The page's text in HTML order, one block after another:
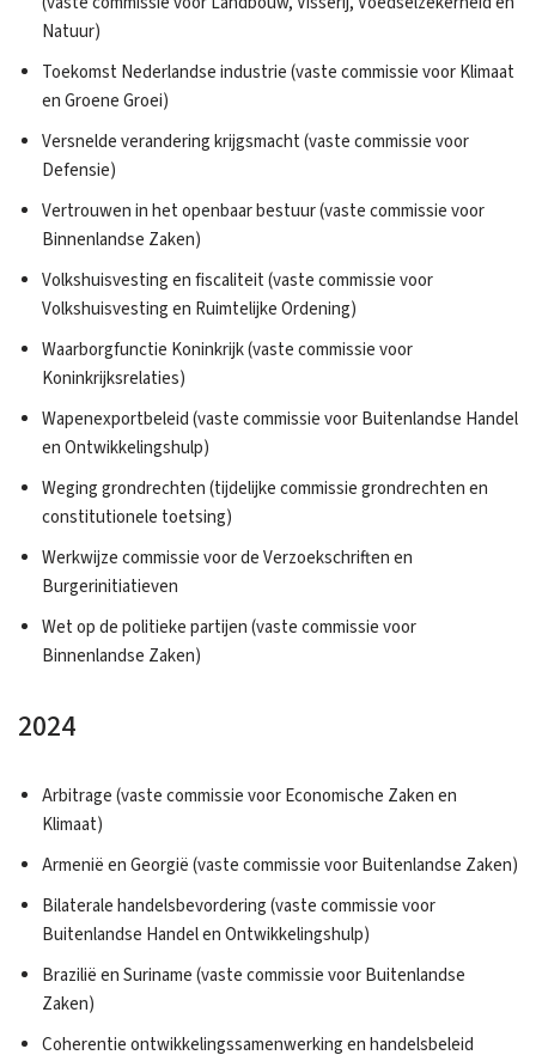
Natuur)
Toekomst Nederlandse industrie (vaste commissie voor Klimaat
en Groene Groei)
Versnelde verandering krijgsmacht (vaste commissie voor
Defensie)
Vertrouwen in het openbaar bestuur (vaste commissie voor
Binnenlandse Zaken)
Volkshuisvesting en fiscaliteit (vaste commissie voor
Volkshuisvesting en Ruimtelijke Ordening)
Waarborgfunctie Koninkrijk (vaste commissie voor
Koninkrijksrelaties)
Wapenexportbeleid (vaste commissie voor Buitenlandse Handel
en Ontwikkelingshulp)
Weging grondrechten (tijdelijke commissie grondrechten en
constitutionele toetsing)
Werkwijze commissie voor de Verzoekschriften en
Burgerinitiatieven
Wet op de politieke partijen (vaste commissie voor
Binnenlandse Zaken)
2024
Arbitrage (vaste commissie voor Economische Zaken en
Klimaat)
Armenië en Georgië (vaste commissie voor Buitenlandse Zaken)
Bilaterale handelsbevordering (vaste commissie voor
Buitenlandse Handel en Ontwikkelingshulp)
Brazilië en Suriname (vaste commissie voor Buitenlandse
Zaken)
Coherentie ontwikkelingssamenwerking en handelsbeleid